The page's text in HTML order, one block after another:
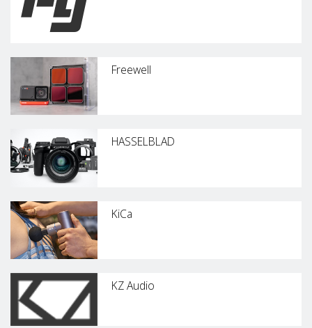
Freewell
HASSELBLAD
KiCa
KZ Audio